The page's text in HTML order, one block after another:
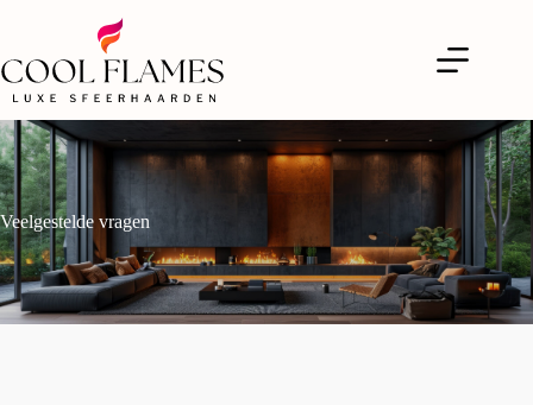
Veelgestelde vragen